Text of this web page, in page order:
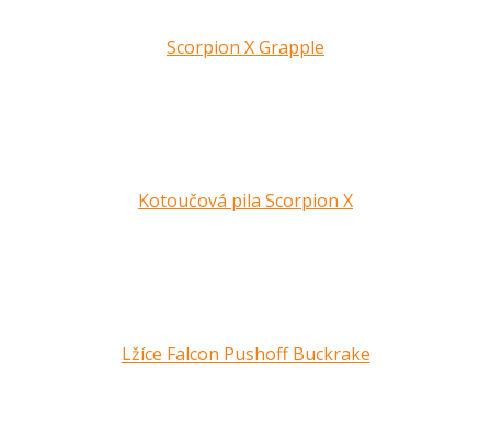
Scorpion X Grapple
Kotoučová pila Scorpion X
Lžíce Falcon Pushoff Buckrake